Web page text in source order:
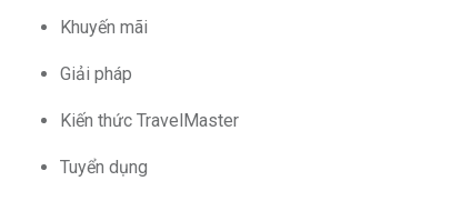
Khuyến mãi
Giải pháp
Kiến thức TravelMaster
Tuyển dụng